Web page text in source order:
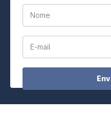
Nome
E-mail